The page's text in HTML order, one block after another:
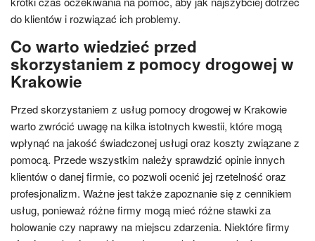
do klientów i rozwiązać ich problemy.
Co warto wiedzieć przed
skorzystaniem z pomocy drogowej w
Krakowie
Przed skorzystaniem z usług pomocy drogowej w Krakowie
warto zwrócić uwagę na kilka istotnych kwestii, które mogą
wpłynąć na jakość świadczonej usługi oraz koszty związane z
pomocą. Przede wszystkim należy sprawdzić opinie innych
klientów o danej firmie, co pozwoli ocenić jej rzetelność oraz
profesjonalizm. Ważne jest także zapoznanie się z cennikiem
usług, ponieważ różne firmy mogą mieć różne stawki za
holowanie czy naprawy na miejscu zdarzenia. Niektóre firmy